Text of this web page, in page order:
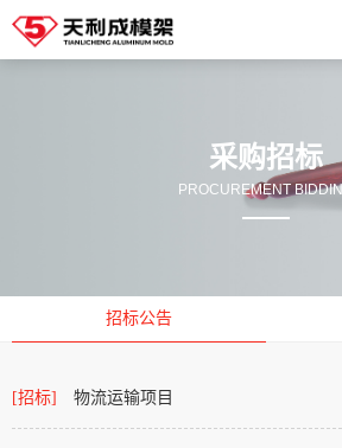
采购招标
PROCUREMENT
招标公告
[招标] 物流运输项目